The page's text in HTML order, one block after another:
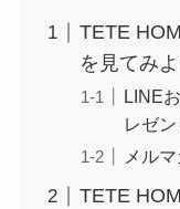
TETE
を見てみよ
LINE
レゼン
メル
TETE